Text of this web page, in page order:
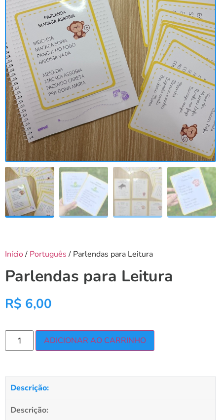
Início/ Português / Parlendas para Leitura
Parlendas para Leitura
R$ 6,00
ADICIONAR AO CARRINHO
Descrição:
Descrição: